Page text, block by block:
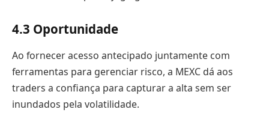
4.3 Oportunidade
Ao fornecer acesso antecipado juntamente com
ferramentas para gerenciar risco, a MEXC dá aos
traders a confiança para capturar a alta sem ser
inundados pela volatilidade.